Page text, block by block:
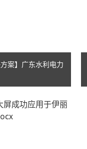
案】广东水利电力